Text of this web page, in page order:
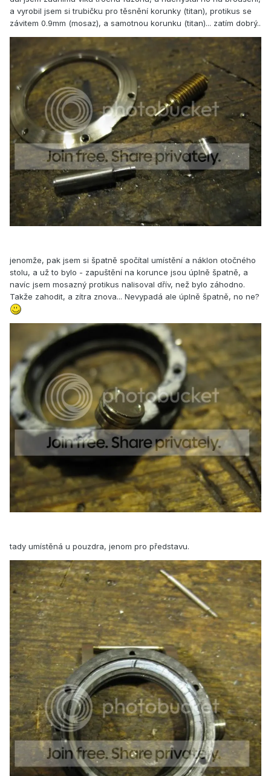
a vyrobil jsem si trubičku pro těsnění korunky (titan), protikus se
závitem 0.9mm (mosaz), a samotnou korunku (titan)... zatím dobrý..
jenomže, pak jsem si špatně spočítal umístění a náklon otočného
stolu, a už to bylo - zapuštění na korunce jsou úplně špatně, a
navíc jsem mosazný protikus nalisoval dřív, než bylo záhodno.
Takže zahodit, a zítra znova... Nevypadá ale úplně špatně, no ne?
tady umístěná u pouzdra, jenom pro představu.